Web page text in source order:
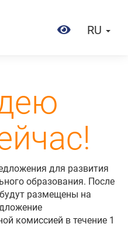
RU
для развития
образования. После
размещены на
комиссией в течение 1